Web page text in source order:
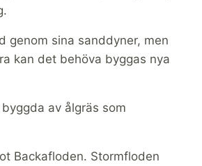
genom sina sanddyner, men
kan det behöva byggas nya
av ålgräs som
Backafloden. Stormfloden